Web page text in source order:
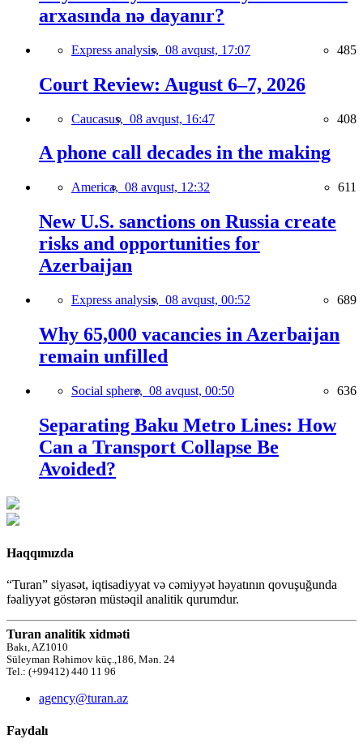
arxasında nə dayanır?
Express analysis, 08 avqust, 17:07 485
Court Review: August 6–7, 2026
Caucasus, 08 avqust, 16:47 408
A phone call decades in the making
America, 08 avqust, 12:32 611
New U.S. sanctions on Russia create
risks and opportunities for
Azerbaijan
Express analysis, 08 avqust, 00:52 689
Why 65,000 vacancies in Azerbaijan
remain unfilled
Social sphere, 08 avqust, 00:50 636
Separating Baku Metro Lines: How
Can a Transport Collapse Be
Avoided?
Haqqımızda
“Turan” siyasət, iqtisadiyyat və cəmiyyət həyatının qovuşuğunda
fəaliyyət göstərən müstəqil analitik qurumdur.
Turan analitik xidməti
Bakı, AZ1010
Süleyman Rəhimov küç.,186, Mən. 24
Tel.: (+99412) 440 11 96
agency@turan.az
Faydalı